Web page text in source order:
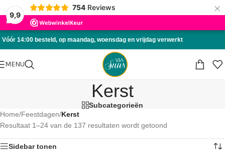
9,9
754 Reviews ×
Skip to navigation
Skip to main content
Vóór 14:00 besteld, op maandag, woensdag en vrijdag verwerkt
MENU
Kerst
Subcategorieën
Home/Feestdagen/Kerst
Resultaat 1–24 van de 137 resultaten wordt getoond
Sidebar tonen